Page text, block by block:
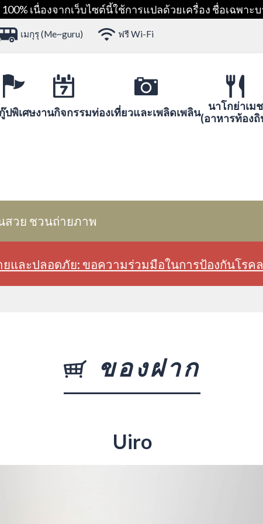
เนื่องจากเว็บไซต์นี้ใช้การแปลด้วยเครื่อง ชื่อเฉพา
เมกุรุ (Me~guru) ฟรี Wi-Fi
ปพิเศษงานกิจกรรมท่องเที่ยวและเพลิดเพลิน
นาโกย่าเมช
(อาหารท้องถิ
สวย ชวนถ่ายภาพ
ยและปลอดภัย: ขอความร่วมมือในการป้องกันโรค
ของฝาก
Uiro